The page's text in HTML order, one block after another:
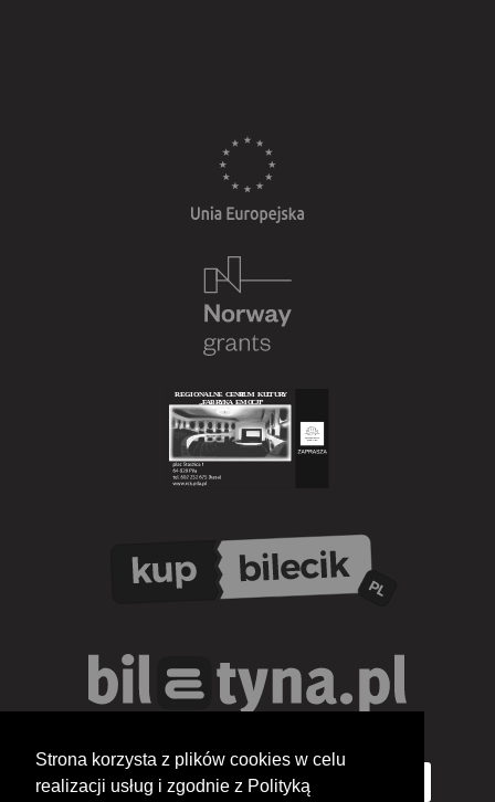
Strona korzysta z plików cookies w celu
realizacji usług i zgodnie z Polityką